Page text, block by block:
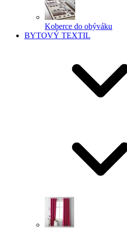
Koberce do obýváku
BYTOVÝ TEXTIL